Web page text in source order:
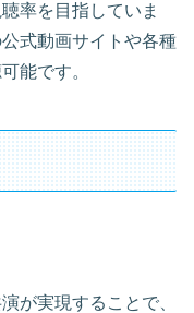
率を目指していま
式動画サイトや各種
能です。
が実現することで、